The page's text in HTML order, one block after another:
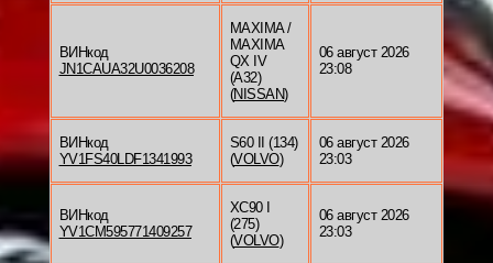
ВИНкод
JN1CAUA32U0036208
MAXIMA /
MAXIMA
QX IV
(A32)
(NISSAN)
06 август 2026
23:08
ВИНкод
YV1FS40LDF1341993
S60 II (134)
(VOLVO)
06 август 2026
23:03
ВИНкод
YV1CM595771409257
XC90 I
(275)
(VOLVO)
06 август 2026
23:03